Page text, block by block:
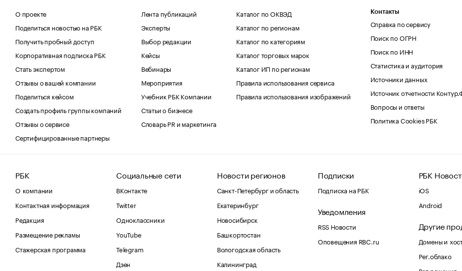
О проекте
Поделиться новостью на РБК
Получить пробный доступ
Корпоративная подписка РБК
Стать экспертом
Отзывы о вашей компании
Поделиться кейсом
Создать профиль группы компаний
Отзывы о сервисе
Сертифицированные партнеры
Лента публикаций
Эксперты
Выбор редакции
Кейсы
Вебинары
Мероприятия
Учебник РБК Компании
Статьи о бизнесе
Словарь PR и маркетинга
Каталог по ОКВЭД
Каталог по регионам
Каталог по категориям
Каталог торговых марок
Каталог ИП по регионам
Правила использования сервиса
Правила использования изображений
Контакты
Справка по сервису
Поиск по ОГРН
Поиск по ИНН
Статистика и аудитория
Источники данных
Источник отчетности
Вопросы и ответы
Политика Cookies РБК
РБК
О компании
Контактная информация
Редакция
Размещение рекламы
Стажерская программа
Социальные сети
ВКонтакте
Twitter
Одноклассники
YouTube
Telegram
Дзен
Новости регионов
Санкт-Петербург и область
Екатеринбург
Новосибирск
Башкортостан
Вологодская область
Калининград
Подписки
Подписка на РБК
Уведомления
RSS Новости
Оповещения RBC.ru
РБК
iOS
Android
Другие
Домены и
Рег.облако